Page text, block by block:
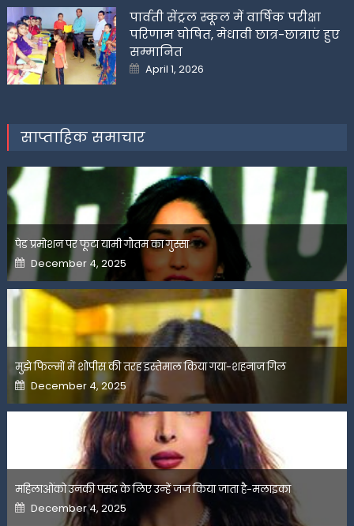
पार्वती सेंट्रल स्कूल में वार्षिक परीक्षा
परिणाम घोषित, मेधावी छात्र-छात्राएं हुए
सम्मानित
Posted
on
April 1, 2026
साप्ताहिक समाचार
पेड प्रमोशन पर फूटा यामी गौतम का गुस्सा
Posted
on
December 4, 2025
मुझे फिल्मों में शोपीस की तरह इस्तेमाल किया गया-शहनाज गिल
Posted
on
December 4, 2025
महिलाओंको उनकी पसंद के लिए उन्हें जज किया जाता है-मलाइका
Posted
on
December 4, 2025